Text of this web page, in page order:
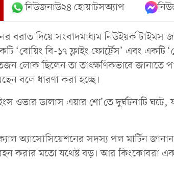
নিউজনাউ২৪ হোয়াটসঅ্যাপ
বরাত দিয়ে সংবাদমাধ্যম নিউইয়র্ক টাইমস
‘বোয়িং বি-১৭ ফ্লাইং ফোর্ট্রেস’ এবং
লোক ছিলেন তা তাৎক্ষণিকভাবে জানাতে
বলে ধারণা করা হচ্ছে।
ওভার ডালাস এয়ার শো’তে দুর্ঘটনাটি ঘটে,
অ্যাসোসিয়েশনের সদস্য পল মার্টিন
করার মতো যথেষ্ট বড়। আর কিংকোবরা